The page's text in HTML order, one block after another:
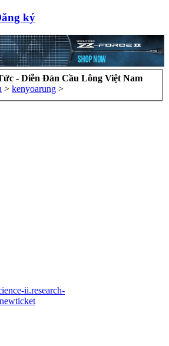
ký
- Diễn Đàn Cầu Lông Việt Nam
> kenyoarung >
ii.research-